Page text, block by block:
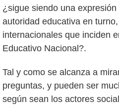
¿sigue siendo una
autoridad educativa en
internacionales que inciden
Educativo Nacional?.
Tal y como se alcanza a
preguntas, y pueden ser
según sean los actores